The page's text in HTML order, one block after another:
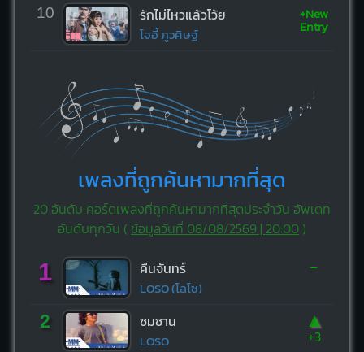
10 รักไม่ไหวแล้วโว้ย
โจอี้ ภูวศิษฐ์
+New
Entry
เพลงที่ถูกค้นหามากที่สุด
20 อันดับ คอร์ดเพลงที่ถูกค้นหามากที่สุดประจำวัน อัพเดท
อันดับทุกวัน ( ข้อมูลวันที่ 08/08/2569 | 20:00)
1 คืนจันทร์
LOSO (โลโซ)
-
2 ซมซาน
LOSO
▲
+3